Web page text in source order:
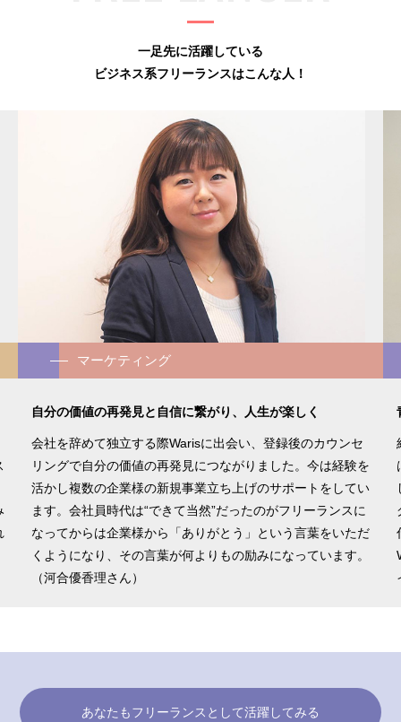
一足先に活躍している
ビジネス系フリーランスはこんな人！
マーケティング
自分の価値の再発見と自信に繋がり、人生が楽しく
会社を辞めて独立する際Warisに出会い、登録後のカウンセ
リングで自分の価値の再発見につながりました。今は経験を
活かし複数の企業様の新規事業立ち上げのサポートをしてい
ます。会社員時代は“できて当然”だったのがフリーランスに
なってからは企業様から「ありがとう」という言葉をいただ
くようになり、その言葉が何よりもの励みになっています。
（河合優香理さん）
あなたもフリーランスとして活躍してみる